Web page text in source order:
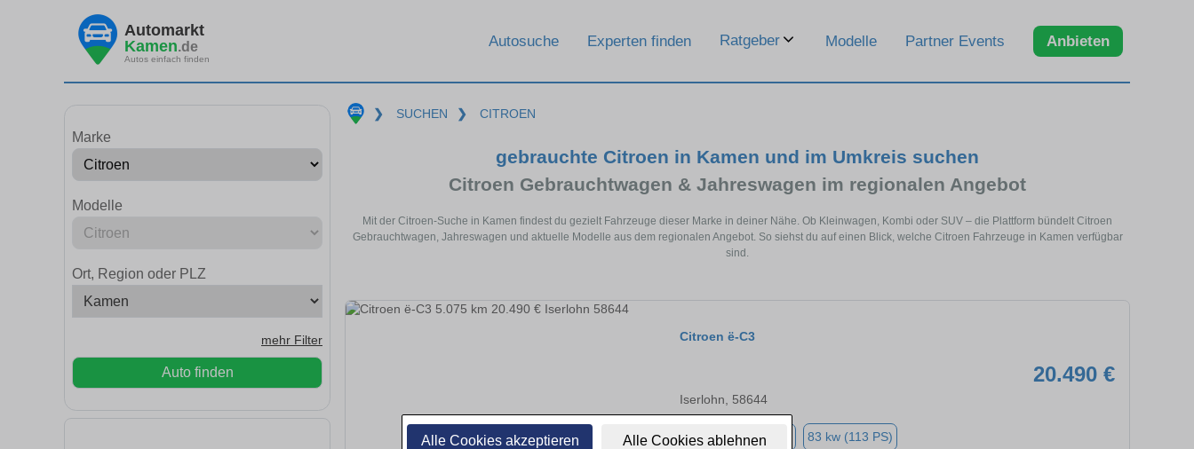
Alle Cookies akzeptieren Alle Cookies ablehnen
Automarkt
Kamen.de
Autos einfach finden
Autosuche Experten finden Ratgeber Modelle Partner Events Anbieten
Marke
Modelle
Ort, Region oder PLZ
mehr Filter
Auto finden
❯ SUCHEN ❯ CITROEN
gebrauchte Citroen in Kamen und im Umkreis suchen
Citroen Gebrauchtwagen & Jahreswagen im regionalen Angebot
Mit der Citroen-Suche in Kamen findest du gezielt Fahrzeuge dieser Marke in deiner Nähe. Ob Kleinwagen, Kombi oder SUV – die Plattform bündelt Citroen
Gebrauchtwagen, Jahreswagen und aktuelle Modelle aus dem regionalen Angebot. So siehst du auf einen Blick, welche Citroen Fahrzeuge in Kamen verfügbar
sind.
Citroen ë-C3
20.490 €
Iserlohn, 58644
5.075 km Elektro 83 kw (113 PS)